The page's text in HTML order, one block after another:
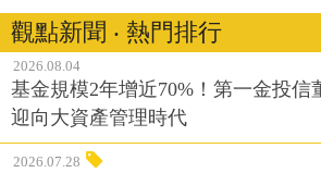
觀點新聞 ‧ 熱門排行
2026.08.04
基金規模2年增近70%！第一金投信
迎向大資產管理時代
2026.07.28